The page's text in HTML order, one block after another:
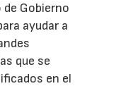
Gobierno
ayudar a
que se
en el